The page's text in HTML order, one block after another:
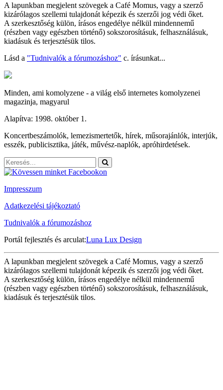
A lapunkban megjelent szövegek a Café Momus, vagy a szerző
kizárólagos szellemi tulajdonát képezik és szerzői jog védi őket.
A szerkesztőség külön, írásos engedélye nélkül mindennemű
(részben vagy egészben történő) sokszorosításuk, felhasználásuk,
kiadásuk és terjesztésük tilos.
Lásd a "Tudnivalók a fórumozáshoz" c. írásunkat...
Minden, ami komolyzene - a világ első internetes komolyzenei
magazinja, magyarul
Alapítva: 1998. október 1.
Koncertbeszámolók, lemezismertetők, hírek, műsorajánlók, interjúk,
esszék, publicisztika, játék, művész-naplók, apróhirdetések.
Impresszum
Adatkezelési tájékoztató
Tudnivalók a fórumozáshoz
Portál fejlesztés és arculat:Luna Lux Design
A lapunkban megjelent szövegek a Café Momus, vagy a szerző
kizárólagos szellemi tulajdonát képezik és szerzői jog védi őket.
A szerkesztőség külön, írásos engedélye nélkül mindennemű
(részben vagy egészben történő) sokszorosításuk, felhasználásuk,
kiadásuk és terjesztésük tilos.